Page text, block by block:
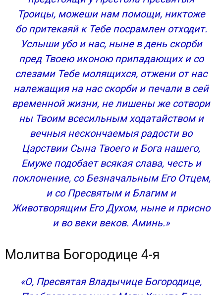
Троицы, можеши нам помощи, никтоже
бо притекаяй к Тебе посрамлен отходит.
Услыши убо и нас, ныне в день скорби
пред Твоею иконою припадающих и со
слезами Тебе молящихся, отжени от нас
належащия на нас скорби и печали в сей
временной жизни, не лишены же сотвори
ны Твоим всесильным ходатайством и
вечныя нескончаемыя радости во
Царствии Сына Твоего и Бога нашего,
Емуже подобает всякая слава, честь и
поклонение, со Безначальным Его Отцем,
и со Пресвятым и Благим и
Животворящим Его Духом, ныне и присно
и во веки веков. Аминь.»
Молитва Богородице 4-я
«О, Пресвятая Владычице Богородице,